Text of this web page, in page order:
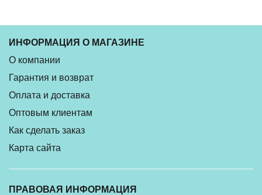
ИНФОРМАЦИЯ О МАГАЗИНЕ
О компании
Гарантия и возврат
Оплата и доставка
Оптовым клиентам
Как сделать заказ
Карта сайта
ПРАВОВАЯ ИНФОРМАЦИЯ